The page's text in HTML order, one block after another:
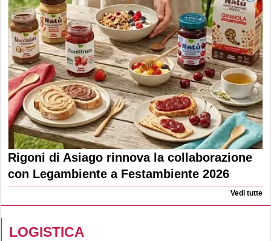
Rigoni di Asiago rinnova la collaborazione
con Legambiente a Festambiente 2026
Vedi tutte
LOGISTICA